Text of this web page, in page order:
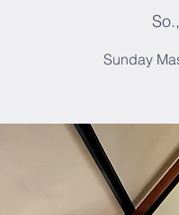
Sunday